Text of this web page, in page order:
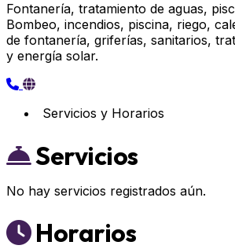
Fontanería, tratamiento de aguas,
Bombeo, incendios, piscina, riego,
de fontanería, griferías, sanitarios,
y energía solar.
Servicios y Horarios
Servicios
No hay servicios registrados aún.
Horarios